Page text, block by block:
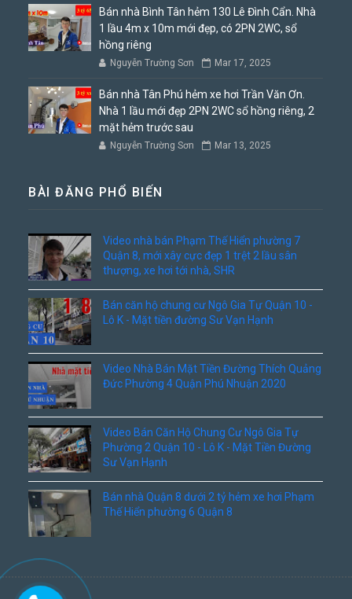
Bán nhà Bình Tân hẻm 130 Lê Đình Cẩn. Nhà
1 lầu 4m x 10m mới đẹp, có 2PN 2WC, sổ
hồng riêng
Nguyễn Trường Sơn Mar 17, 2025
Bán nhà Tân Phú hẻm xe hơi Trần Văn Ơn.
Nhà 1 lầu mới đẹp 2PN 2WC sổ hồng riêng, 2
mặt hẻm trước sau
Nguyễn Trường Sơn Mar 13, 2025
BÀI ĐĂNG PHỔ BIẾN
Video nhà bán Phạm Thế Hiển phường 7
Quận 8, mới xây cực đẹp 1 trệt 2 lầu sân
thượng, xe hơi tới nhà, SHR
Bán căn hộ chung cư Ngô Gia Tự Quận 10 -
Lô K - Mặt tiền đường Sư Vạn Hạnh
Video Nhà Bán Mặt Tiền Đường Thích Quảng
Đức Phường 4 Quận Phú Nhuận 2020
Video Bán Căn Hộ Chung Cư Ngô Gia Tự
Phường 2 Quận 10 - Lô K - Mặt Tiền Đường
Sư Vạn Hạnh
Bán nhà Quận 8 dưới 2 tỷ hẻm xe hơi Phạm
Thế Hiển phường 6 Quận 8